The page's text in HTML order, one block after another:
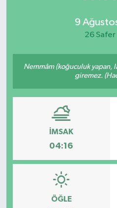
9
26
Nemmâm (koğuculuk yapan,
giremez.
İMSAK
04:16
ÖĞLE
Yaşam